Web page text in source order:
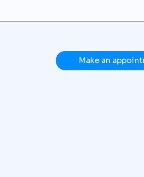
Make an